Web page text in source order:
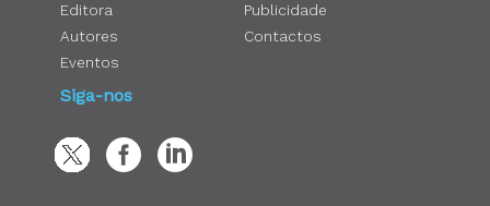
Editora
Autores
Eventos
Publicidade
Contactos
Siga-nos